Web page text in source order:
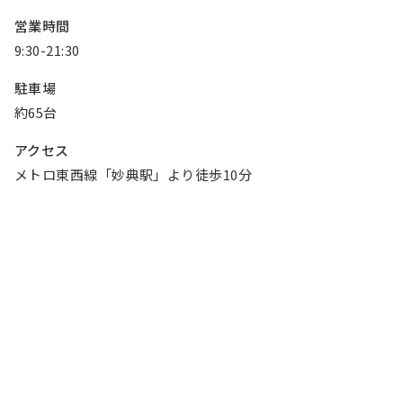
営業時間
9:30-21:30
駐車場
約65台
アクセス
メトロ東西線「妙典駅」より徒歩10分